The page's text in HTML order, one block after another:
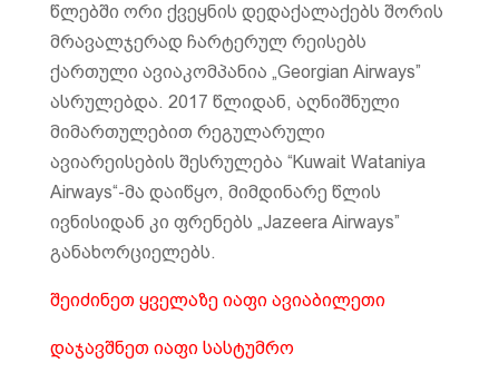
წლებში ორი ქვეყნის დედაქალაქებს შორის
მრავალჯერად ჩარტერულ რეისებს
ქართული ავიაკომპანია „Georgian Airways”
ასრულებდა. 2017 წლიდან, აღნიშნული
მიმართულებით რეგულარული
ავიარეისების შესრულება “Kuwait Wataniya
Airways“-მა დაიწყო, მიმდინარე წლის
ივნისიდან კი ფრენებს „Jazeera Airways”
განახორციელებს.
შეიძინეთ ყველაზე იაფი ავიაბილეთი
დაჯავშნეთ იაფი სასტუმრო